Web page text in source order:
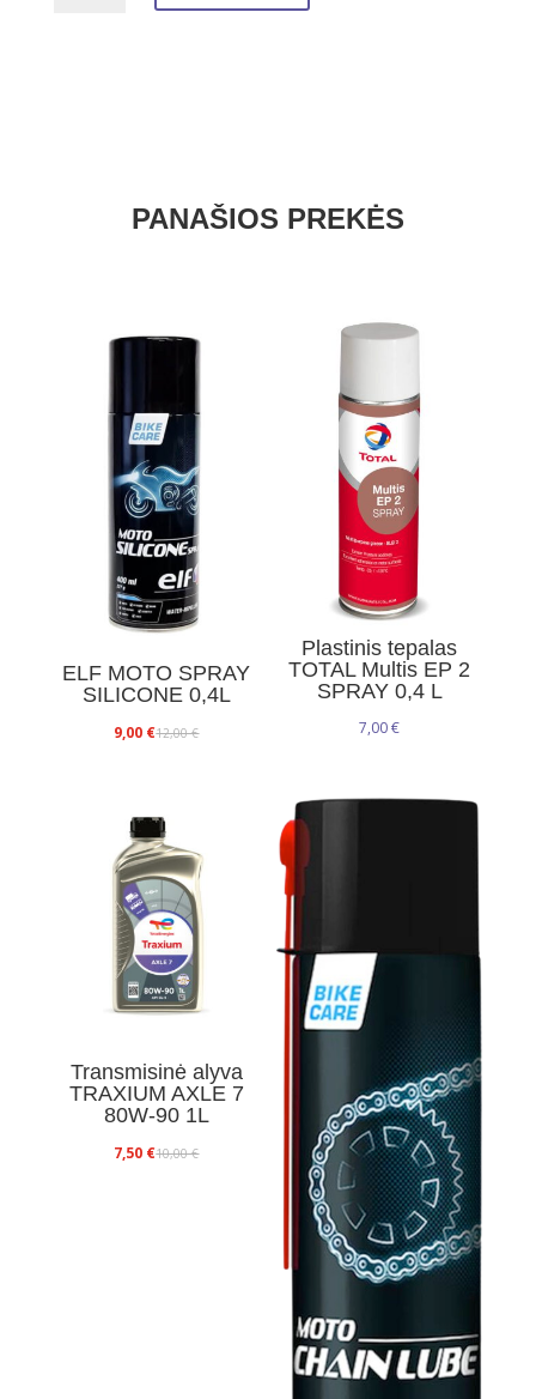
PANAŠIOS PREKĖS
ELF MOTO SPRAY
SILICONE 0,4L
12,00€
Original
12,00 €.
9,00 €Current
9,00 €.
Plastinis tepalas
TOTAL Multis EP 2
SPRAY 0,4 L
7,00€
Transmisinė alyva
TRAXIUM AXLE 7
80W-90 1L
10,00€
Original
7,50 €Current